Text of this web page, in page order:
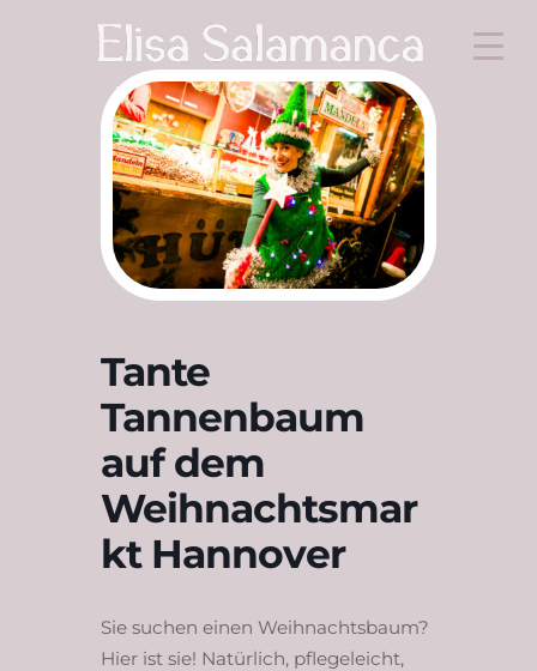
Tante
Tannenbaum
auf dem
Weihnachtsmar
kt Hannover
Sie suchen einen Weihnachtsbaum?
Hier ist sie! Natürlich, pflegeleicht,